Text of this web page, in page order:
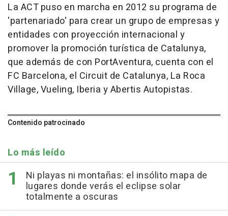
La ACT puso en marcha en 2012 su programa de
'partenariado' para crear un grupo de empresas y
entidades con proyección internacional y
promover la promoción turística de Catalunya,
que además de con PortAventura, cuenta con el
FC Barcelona, el Circuit de Catalunya, La Roca
Village, Vueling, Iberia y Abertis Autopistas.
Contenido patrocinado
Lo más leído
Ni playas ni montañas: el insólito mapa de
lugares donde verás el eclipse solar
totalmente a oscuras